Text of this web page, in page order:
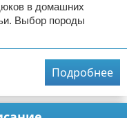
в домашних
Выбор породы
Подробнее